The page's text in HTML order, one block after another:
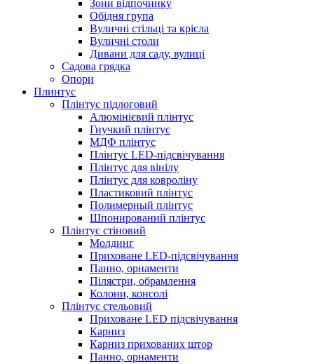
Зони відпочинку
Обідня група
Вуличні стільці та крісла
Вуличні столи
Дивани для саду, вулиці
Садова грядка
Опори
Плинтус
Плінтус підлоговий
Алюмінієвий плінтус
Гнучкий плінтус
МДФ плінтус
Плінтус LED-підсвічування
Плінтус для вінілу
Плінтус для ковроліну
Пластиковий плінтус
Полимерный плінтус
Шпонирований плінтус
Плінтус стіновий
Молдинг
Приховане LED-підсвічування
Панно, орнаменти
Пілястри, обрамлення
Колони, консолі
Плінтус стельовий
Приховане LED підсвічування
Карниз
Карниз прихованих штор
Панно, орнаменти